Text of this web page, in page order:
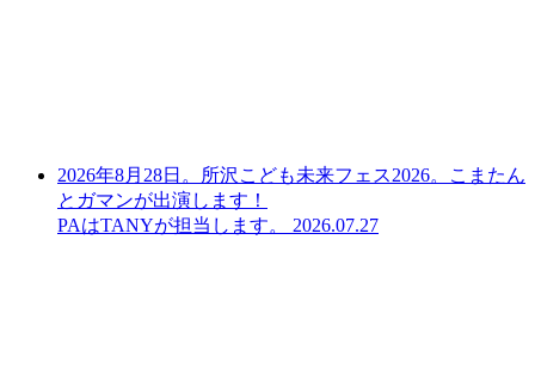
2026年8月28日。所沢こども未来フェス2026。こまたん
とガマンが出演します！
PAはTANYが担当します。
2026.07.27